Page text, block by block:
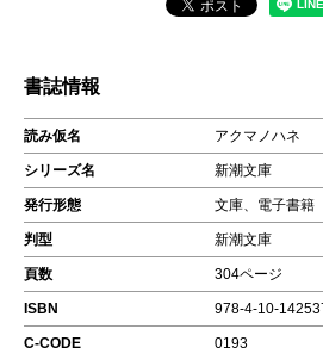
書誌情報
読み仮名 アクマノハネ
シリーズ名 新潮文庫
発行形態 文庫、電子書籍
判型 新潮文庫
頁数 304ページ
ISBN 978-4-10-
C-CODE 0193